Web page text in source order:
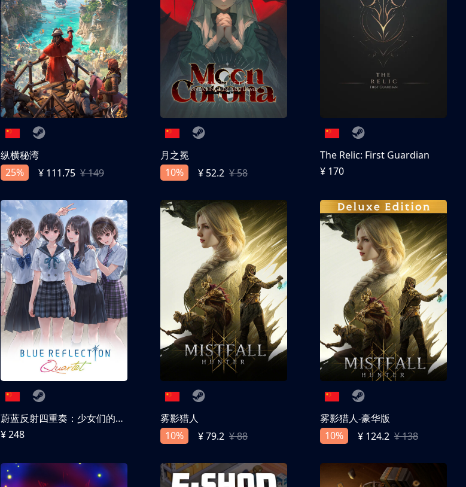
纵横秘湾
25%
¥ 111.75 ¥ 149
月之冕
10%
¥ 52.2 ¥ 58
The Relic: First Guardian
¥ 170
蔚蓝反射四重奏：少女们的奇迹
¥ 248
雾影猎人
10%
¥ 79.2 ¥ 88
雾影猎人-豪华版
10%
¥ 124.2 ¥ 138